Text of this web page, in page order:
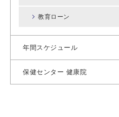
教育ローン
年間スケジュール
保健センター 健康院